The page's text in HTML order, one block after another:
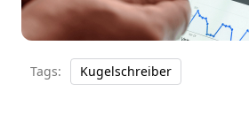
Tags: Kugelschreiber